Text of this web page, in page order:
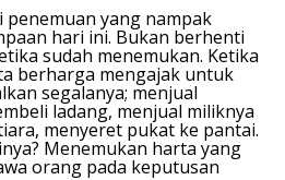
penemuan yang nampak
hari ini. Bukan berhenti
sudah menemukan. Ketika
berharga mengajak untuk
segalanya; menjual
ladang, menjual miliknya
menyeret pukat ke pantai.
Menemukan harta yang
orang pada keputusan